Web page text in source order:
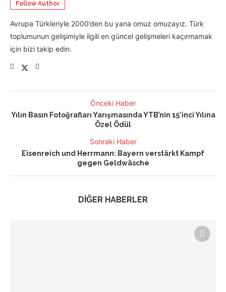
Follow Author
Avrupa Türkleriyle 2000’den bu yana omuz omuzayız. Türk
toplumunun gelişimiyle ilgili en güncel gelişmeleri kaçırmamak
için bizi takip edin.
Önceki Haber
Yılın Basın Fotoğrafları Yarışmasında YTB’nin 15’inci Yılına
Özel Ödül
Sonraki Haber
Eisenreich und Herrmann: Bayern verstärkt Kampf
gegen Geldwäsche
DİĞER HABERLER